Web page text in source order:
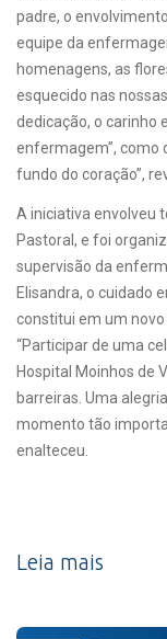
padre, o
equipe da
homenagens, as
esquecido nas
dedicação, o carinho
enfermagem”, como
fundo do coração”,
A iniciativa envolveu
Pastoral, e foi
supervisão da
Elisandra, o cuidado
constitui em um
“Participar de uma
Hospital Moinhos de
barreiras. Uma
momento tão
enalteceu.
Leia mais